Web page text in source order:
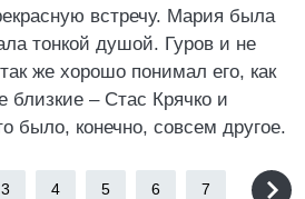
встречу. Мария была
тонкой душой. Гуров и не
же хорошо понимал его, как
близкие – Стас Крячко и
было, конечно, совсем другое.
3 4 5 6 7